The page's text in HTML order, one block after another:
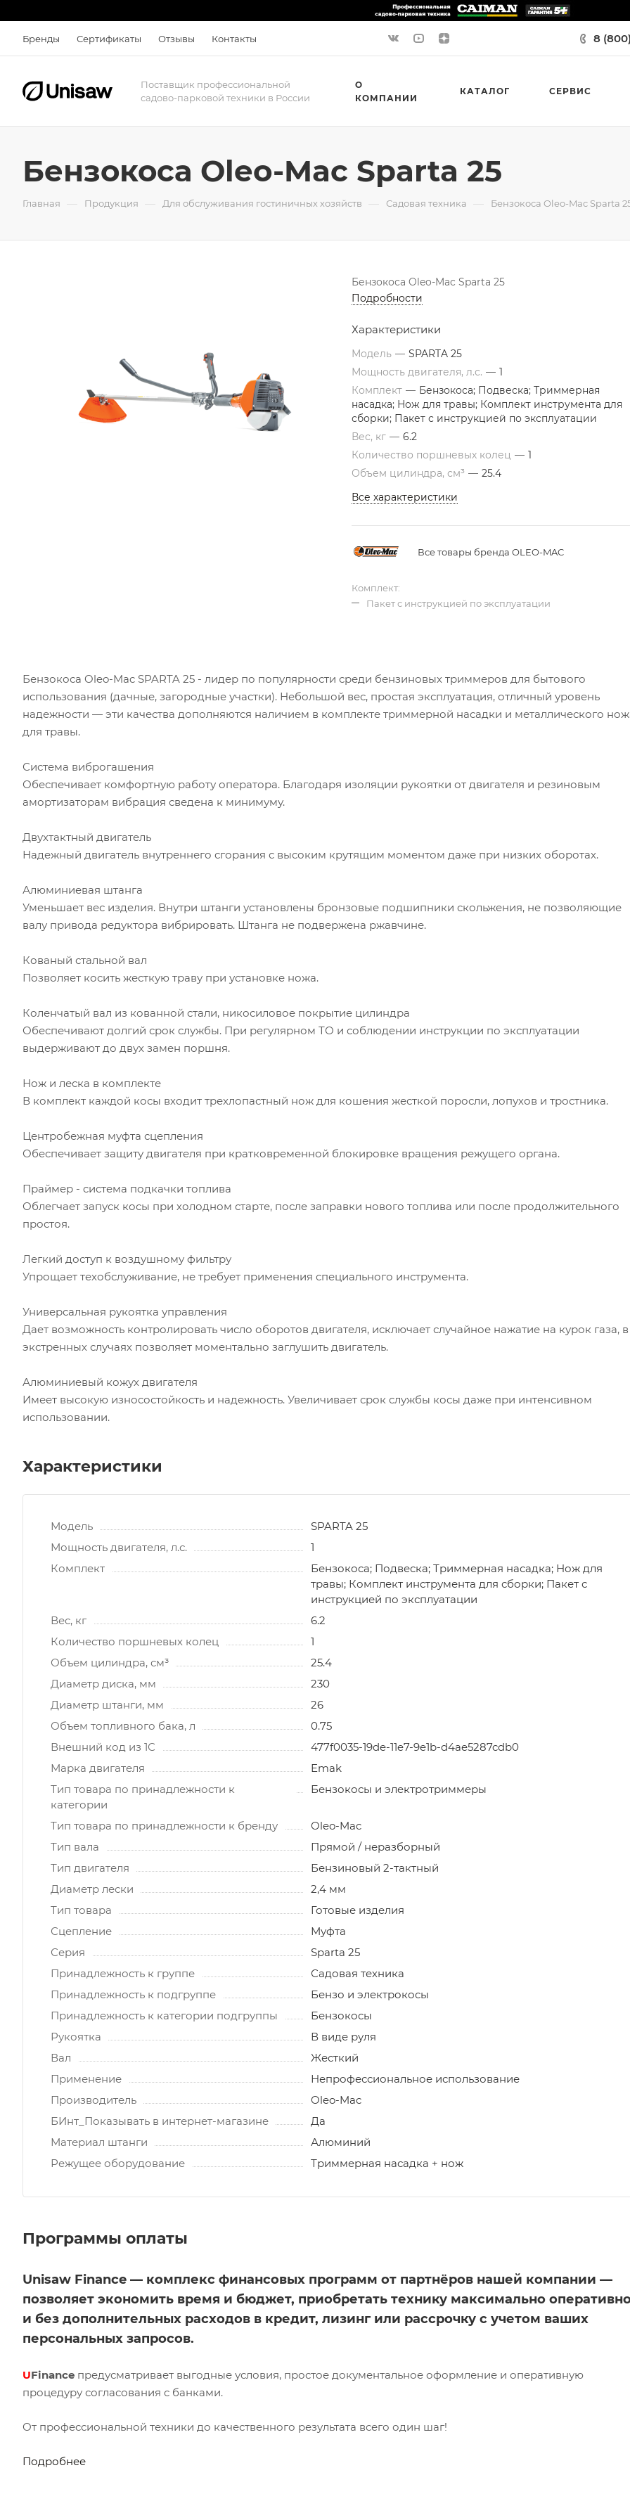
Бренды Сертификаты Отзывы Контакты 8
Поставщик профессиональной
садово-парковой техники в России
О
КОМПАНИИ
КАТАЛОГ СЕРВИС
Бензокоса Oleo-Mac Sparta 25
Главная — Продукция — Для обслуживания гостиничных хозяйств — Садовая техника — Бензокоса Oleo-Mac Sparta
Бензокоса Oleo-Mac Sparta 25
Подробности
Характеристики
Модель — SPARTA 25
Мощность двигателя, л.с. — 1
Комплект — Бензокоса; Подвеска; Триммерная
насадка; Нож для травы; Комплект инструмента для
сборки; Пакет с инструкцией по эксплуатации
Вес, кг — 6.2
Количество поршневых колец — 1
Объем цилиндра, см³ — 25.4
Все характеристики
Все товары бренда OLEO-MAC
Комплект:
Пакет с инструкцией по эксплуатации
Бензокоса Oleo-Mac SPARTA 25 - лидер по популярности среди бензиновых триммеров для бытового
использования (дачные, загородные участки). Небольшой вес, простая эксплуатация, отличный уровень
надежности — эти качества дополняются наличием в комплекте триммерной насадки и металлического
для травы.
Система виброгашения
Обеспечивает комфортную работу оператора. Благодаря изоляции рукоятки от двигателя и резиновым
амортизаторам вибрация сведена к минимуму.
Двухтактный двигатель
Надежный двигатель внутреннего сгорания с высоким крутящим моментом даже при низких оборотах.
Алюминиевая штанга
Уменьшает вес изделия. Внутри штанги установлены бронзовые подшипники скольжения, не позволяющие
валу привода редуктора вибрировать. Штанга не подвержена ржавчине.
Кованый стальной вал
Позволяет косить жесткую траву при установке ножа.
Коленчатый вал из кованной стали, никосиловое покрытие цилиндра
Обеспечивают долгий срок службы. При регулярном ТО и соблюдении инструкции по эксплуатации
выдерживают до двух замен поршня.
Нож и леска в комплекте
В комплект каждой косы входит трехлопастный нож для кошения жесткой поросли, лопухов и тростника.
Центробежная муфта сцепления
Обеспечивает защиту двигателя при кратковременной блокировке вращения режущего органа.
Праймер - cистема подкачки топлива
Облегчает запуск косы при холодном старте, после заправки нового топлива или после продолжительного
простоя.
Легкий доступ к воздушному фильтру
Упрощает техобслуживание, не требует применения специального инструмента.
Универсальная рукоятка управления
Дает возможность контролировать число оборотов двигателя, исключает случайное нажатие на курок газа, в
экстренных случаях позволяет моментально заглушить двигатель.
Алюминиевый кожух двигателя
Имеет высокую износостойкость и надежность. Увеличивает срок службы косы даже при интенсивном
использовании.
Характеристики
Модель
SPARTA 25
Мощность двигателя, л.с.
1
Комплект
Бензокоса; Подвеска; Триммерная насадка; Нож для
травы; Комплект инструмента для сборки; Пакет с
инструкцией по эксплуатации
Вес, кг
6.2
Количество поршневых колец
1
Объем цилиндра, см³
25.4
Диаметр диска, мм
230
Диаметр штанги, мм
26
Объем топливного бака, л
0.75
Внешний код из 1С
477f0035-19de-11e7-9e1b-d4ae5287cdb0
Марка двигателя
Emak
Тип товара по принадлежности к
категории
Бензокосы и электротриммеры
Тип товара по принадлежности к бренду
Oleo-Mac
Тип вала
Прямой / неразборный
Тип двигателя
Бензиновый 2-тактный
Диаметр лески
2,4 мм
Тип товара
Готовые изделия
Сцепление
Муфта
Серия
Sparta 25
Принадлежность к группе
Садовая техника
Принадлежность к подгруппе
Бензо и электрокосы
Принадлежность к категории подгруппы
Бензокосы
Рукоятка
В виде руля
Вал
Жесткий
Применение
Непрофессиональное использование
Производитель
Oleo-Mac
БИнт_Показывать в интернет-магазине
Да
Материал штанги
Алюминий
Режущее оборудование
Триммерная насадка + нож
Программы оплаты
Unisaw Finance — комплекс финансовых программ от партнёров нашей компании —
позволяет экономить время и бюджет, приобретать технику максимально
и без дополнительных расходов в кредит, лизинг или рассрочку с учетом ваших
персональных запросов.
UFinance предусматривает выгодные условия, простое документальное оформление и оперативную
процедуру согласования с банками.
От профессиональной техники до качественного результата всего один шаг!
Подробнее